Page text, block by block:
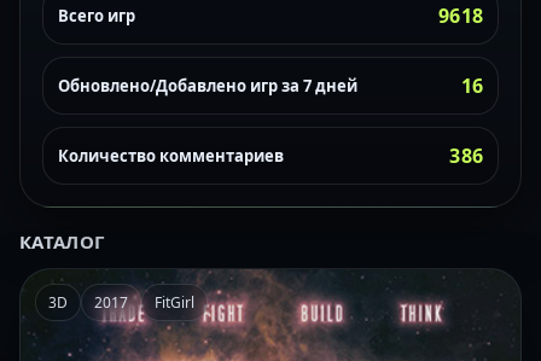
Всего игр 9618
Обновлено/Добавлено игр за 7 дней 16
Количество комментариев 386
КАТАЛОГ
3D 2017 FitGirl